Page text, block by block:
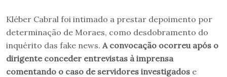
Kléber Cabral foi intimado a prestar depoimento por
determinação de Moraes, como desdobramento do
inquérito das fake news. A convocação ocorreu após o
dirigente conceder entrevistas à imprensa
comentando o caso de servidores investigados e